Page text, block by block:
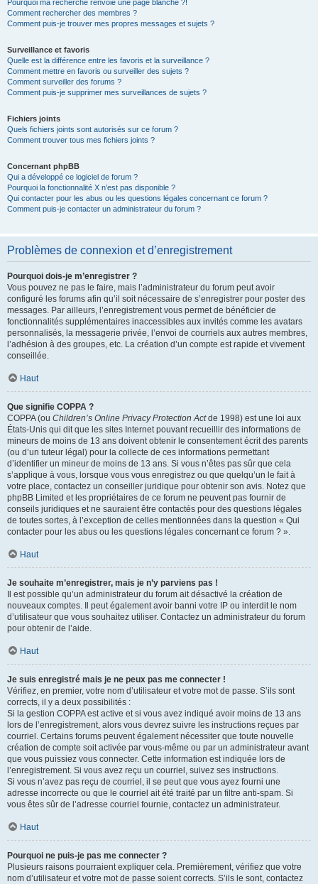
Pourquoi ma recherche renvoie une page blanche ?!
Comment rechercher des membres ?
Comment puis-je trouver mes propres messages et sujets ?
Surveillance et favoris
Quelle est la différence entre les favoris et la surveillance ?
Comment mettre en favoris ou surveiller des sujets ?
Comment surveiller des forums ?
Comment puis-je supprimer mes surveillances de sujets ?
Fichiers joints
Quels fichiers joints sont autorisés sur ce forum ?
Comment trouver tous mes fichiers joints ?
Concernant phpBB
Qui a développé ce logiciel de forum ?
Pourquoi la fonctionnalité X n’est pas disponible ?
Qui contacter pour les abus ou les questions légales concernant ce forum ?
Comment puis-je contacter un administrateur du forum ?
Problèmes de connexion et d’enregistrement
Pourquoi dois-je m’enregistrer ?
Vous pouvez ne pas le faire, mais l’administrateur du forum peut avoir
configuré les forums afin qu’il soit nécessaire de s’enregistrer pour poster des
messages. Par ailleurs, l’enregistrement vous permet de bénéficier de
fonctionnalités supplémentaires inaccessibles aux invités comme les avatars
personnalisés, la messagerie privée, l’envoi de courriels aux autres membres,
l’adhésion à des groupes, etc. La création d’un compte est rapide et vivement
conseillée.
Haut
Que signifie COPPA ?
COPPA (ou Children’s Online Privacy Protection Actde 1998) est une loi aux
États-Unis qui dit que les sites Internet pouvant recueillir des informations de
mineurs de moins de 13 ans doivent obtenir le consentement écrit des parents
(ou d’un tuteur légal) pour la collecte de ces informations permettant
d’identifier un mineur de moins de 13 ans. Si vous n’êtes pas sûr que cela
s’applique à vous, lorsque vous vous enregistrez ou que quelqu’un le fait à
votre place, contactez un conseiller juridique pour obtenir son avis. Notez que
phpBB Limited et les propriétaires de ce forum ne peuvent pas fournir de
conseils juridiques et ne sauraient être contactés pour des questions légales
de toutes sortes, à l’exception de celles mentionnées dans la question « Qui
contacter pour les abus ou les questions légales concernant ce forum ? ».
Haut
Je souhaite m’enregistrer, mais je n’y parviens pas !
Il est possible qu’un administrateur du forum ait désactivé la création de
nouveaux comptes. Il peut également avoir banni votre IP ou interdit le nom
d’utilisateur que vous souhaitez utiliser. Contactez un administrateur du forum
pour obtenir de l’aide.
Haut
Je suis enregistré mais je ne peux pas me connecter !
Vérifiez, en premier, votre nom d’utilisateur et votre mot de passe. S’ils sont
corrects, il y a deux possibilités :
Si la gestion COPPA est active et si vous avez indiqué avoir moins de 13 ans
lors de l’enregistrement, alors vous devrez suivre les instructions reçues par
courriel. Certains forums peuvent également nécessiter que toute nouvelle
création de compte soit activée par vous-même ou par un administrateur avant
que vous puissiez vous connecter. Cette information est indiquée lors de
l’enregistrement. Si vous avez reçu un courriel, suivez ses instructions.
Si vous n’avez pas reçu de courriel, il se peut que vous ayez fourni une
adresse incorrecte ou que le courriel ait été traité par un filtre anti-spam. Si
vous êtes sûr de l’adresse courriel fournie, contactez un administrateur.
Haut
Pourquoi ne puis-je pas me connecter ?
Plusieurs raisons pourraient expliquer cela. Premièrement, vérifiez que votre
nom d’utilisateur et votre mot de passe soient corrects. S’ils le sont, contactez